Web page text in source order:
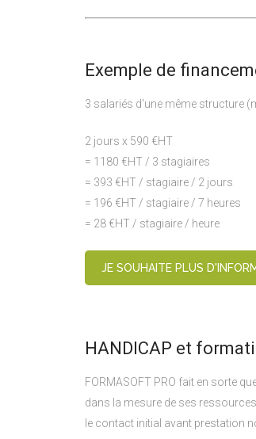
Exemple de
3 salariés d'une même structure
2 jours x 590 €HT
= 1180 €HT / 3 stagiaires
= 393 €HT / stagiaire / 2 jours
= 196 €HT / stagiaire / 7 heures
= 28 €HT / stagiaire / heure
JE SOUHAITE PLUS
HANDICAP et
FORMASOFT PRO fait en sorte
dans la mesure de ses
le contact initial avant prestation